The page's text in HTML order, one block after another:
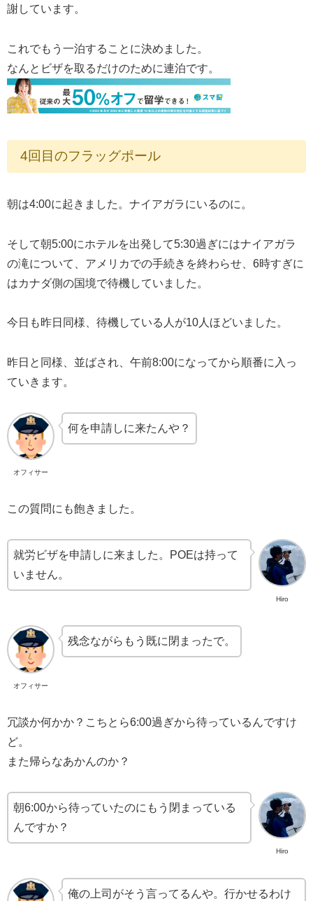
謝しています。
これでもう一泊することに決めました。
なんとビザを取るだけのために連泊です。
4回目のフラッグポール
朝は4:00に起きました。ナイアガラにいるのに。
そして朝5:00にホテルを出発して5:30過ぎにはナイアガラ
の滝について、アメリカでの手続きを終わらせ、6時すぎに
はカナダ側の国境で待機していました。
今日も昨日同様、待機している人が10人ほどいました。
昨日と同様、並ばされ、午前8:00になってから順番に入っ
ていきます。
オフィサー
何を申請しに来たんや？
この質問にも飽きました。
Hiro
就労ビザを申請しに来ました。POEは持って
いません。
オフィサー
残念ながらもう既に閉まったで。
冗談か何かか？こちとら6:00過ぎから待っているんですけ
ど。
また帰らなあかんのか？
Hiro
朝6:00から待っていたのにもう閉まっている
んですか？
俺の上司がそう言ってるんや。行かせるわけ